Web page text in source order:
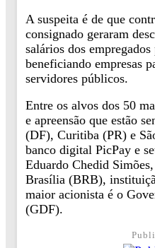
A suspeita é de que
consignado geraram
salários dos
beneficiando empresas
servidores públicos.
Entre os alvos dos 50
e apreensão que estão
(DF), Curitiba (PR) e
banco digital PicPay e
Eduardo Chedid
Brasília (BRB),
maior acionista é o
(GDF).